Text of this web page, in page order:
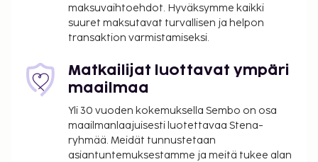
maksuvaihtoehdot. Hyväksymme kaikki
suuret maksutavat turvallisen ja helpon
transaktion varmistamiseksi.
Matkailijat luottavat ympäri
maailmaa
Yli 30 vuoden kokemuksella Sembo on osa
maailmanlaajuisesti luotettavaa Stena-
ryhmää. Meidät tunnustetaan
asiantuntemuksestamme ja meitä tukee alan